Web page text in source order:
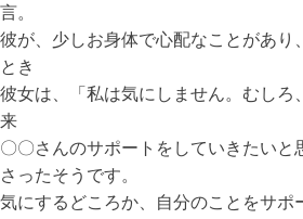
言。
彼が、少しお身体で心配なことがあり
とき
彼女は、「私は気にしません。むしろ
来
〇〇さんのサポートをしていきたいと
さったそうです。
気にするどころか、自分のことをサポ